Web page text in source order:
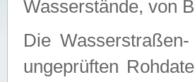
Wasserstände, von
Die
ungeprüften